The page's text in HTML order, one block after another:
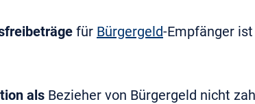
für Bürgergeld-Empfänger
als Bezieher von Bürgergeld nicht